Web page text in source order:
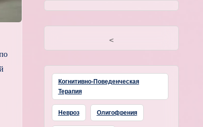
<
Когнитивно-Поведенческая
Терапия
Невроз Олигофрения